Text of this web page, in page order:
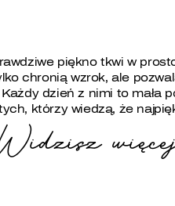
piękno tkwi w
chronią wzrok, ale
dzień z nimi to mała
którzy wiedzą, że